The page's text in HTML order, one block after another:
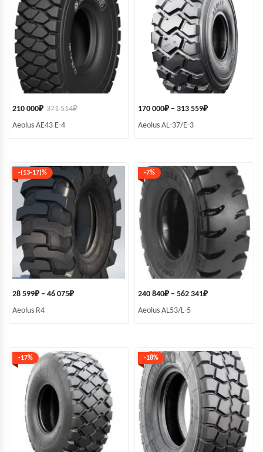
371 514₽
210 000₽
Aeolus AE43 E-4
170 000₽ – 313 559₽
Aeolus AL-37/E-3
-(13-17)%
28 599₽ – 46 075₽
Aeolus R4
-7%
240 840₽ – 562 341₽
Aeolus AL53/L-5
-17% -18%